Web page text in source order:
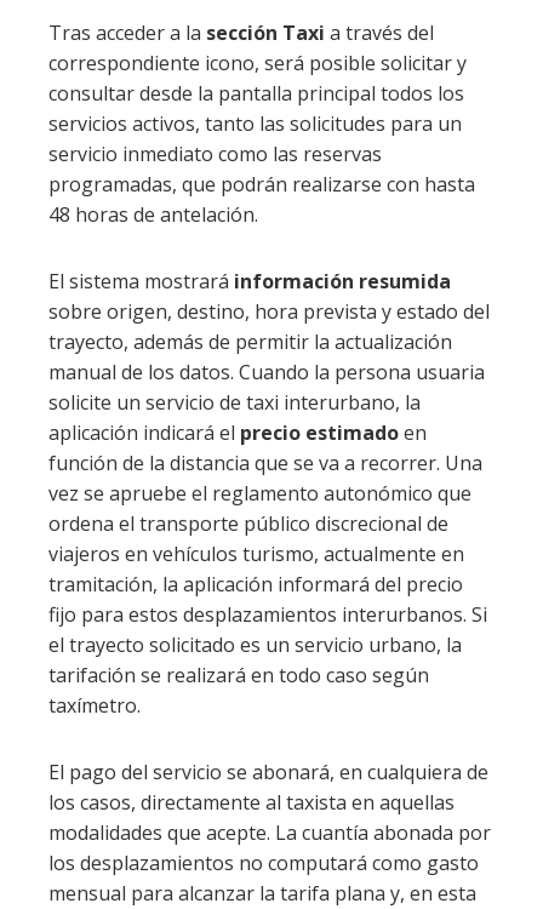
Tras acceder a la sección Taxi a través del
correspondiente icono, será posible solicitar y
consultar desde la pantalla principal todos los
servicios activos, tanto las solicitudes para un
servicio inmediato como las reservas
programadas, que podrán realizarse con hasta
48 horas de antelación.
El sistema mostrará información resumida
sobre origen, destino, hora prevista y estado del
trayecto, además de permitir la actualización
manual de los datos. Cuando la persona usuaria
solicite un servicio de taxi interurbano, la
aplicación indicará el precio estimadoen
función de la distancia que se va a recorrer. Una
vez se apruebe el reglamento autonómico que
ordena el transporte público discrecional de
viajeros en vehículos turismo, actualmente en
tramitación, la aplicación informará del precio
fijo para estos desplazamientos interurbanos. Si
el trayecto solicitado es un servicio urbano, la
tarifación se realizará en todo caso según
taxímetro.
El pago del servicio se abonará, en cualquiera de
los casos, directamente al taxista en aquellas
modalidades que acepte. La cuantía abonada por
los desplazamientos no computará como gasto
mensual para alcanzar la tarifa plana y, en esta